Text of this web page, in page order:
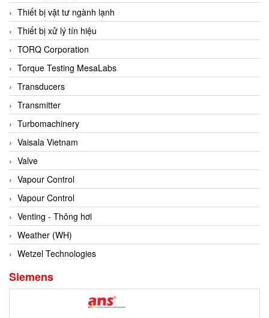
Comax
COMETECH VietNam
COMFILE Technology
Conch
Conductix/ WAMPFLER
Contrec
Contrinex
Control Solution Minesota
Copeland
Cortem
Cosa Xentaur
Cosil
Coulton
Crouzet
Crowcon
Crutec Dust Zero Vietnam
Thiết bị vật tư ngành lạnh
Thiết bị xử lý tín hiệu
TORQ Corporation
Torque Testing MesaLabs
Transducers
Transmitter
Turbomachinery
Vaisala Vietnam
Valve
Vapour Control
Vapour Control
Venting - Thông hơi
Weather (WH)
Wetzel Technologies
Siemens